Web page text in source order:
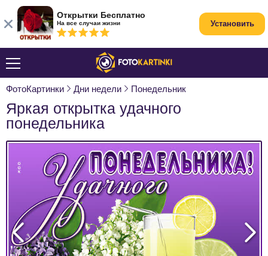
ФотоКартинки Дни недели Понедельник
Яркая открытка удачного
понедельника
Открытки Бесплатно
На все случаи жизни Установить